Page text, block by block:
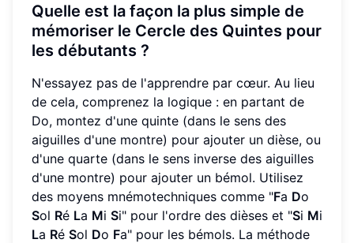
Quelle est la façon la plus simple de
mémoriser le Cercle des Quintes pour
les débutants ?
N'essayez pas de l'apprendre par cœur. Au lieu
de cela, comprenez la logique : en partant de
Do, montez d'une quinte (dans le sens des
aiguilles d'une montre) pour ajouter un dièse, ou
d'une quarte (dans le sens inverse des aiguilles
d'une montre) pour ajouter un bémol. Utilisez
des moyens mnémotechniques comme "Fa Do
Sol Ré La Mi Si" pour l'ordre des dièses et "Si Mi
La Ré Sol Do Fa" pour les bémols. La méthode